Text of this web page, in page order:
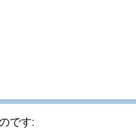
です: